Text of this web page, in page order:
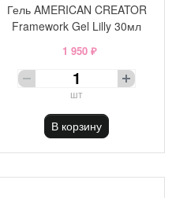
Гель AMERICAN CREATOR
Framework Gel Lilly 30мл
1 950 ₽
шт
В корзину